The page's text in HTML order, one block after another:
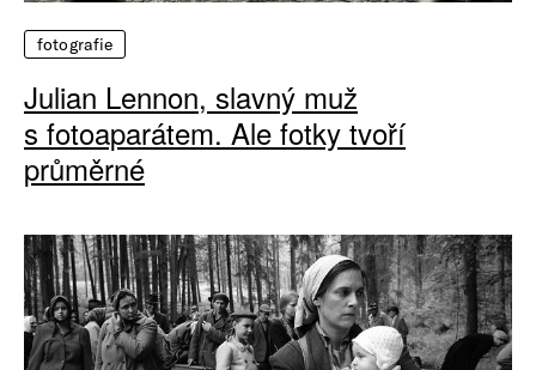
fotografie
Julian Lennon, slavný muž
s fotoaparátem. Ale fotky tvoří
průměrné